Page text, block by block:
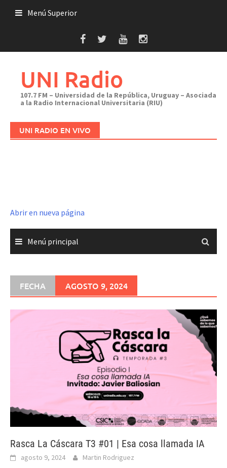
Menú Superior
UNI Radio
107.7 FM – Universidad de la República, Uruguay – Asociada
a la Radio Internacional Universitaria (RIU)
UNI RADIO EN VIVO
Abrir en nueva página
Menú principal
FECHA AGOSTO 9, 2024
Rasca La Cáscara T3 #01 | Esa cosa llamada IA
agosto 9, 2024 Martin Rodriguez